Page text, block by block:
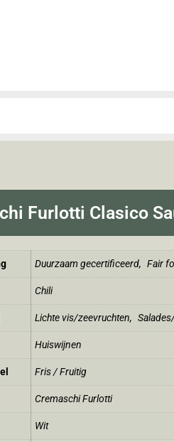
Furlotti Clasico
Duurzaam gecertificeerd, Fair
Chili
Lichte vis/zeevruchten,
Huiswijnen
Fris / Fruitig
Cremaschi Furlotti
Wit